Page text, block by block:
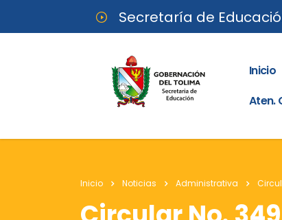
Secretaría de
Inicio
Aten.
Inicio Noticias Administrativa